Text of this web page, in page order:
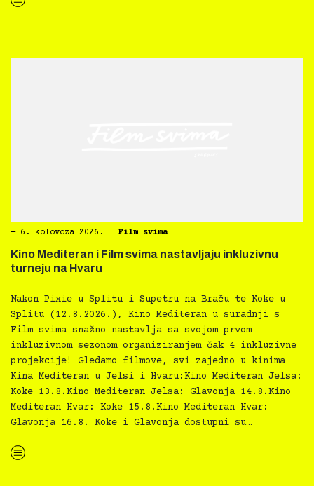
“Kultura svima — Smjernice za inkluzivne kulturne prakse”
― 6. kolovoza 2026. Film svima
Kino Mediteran i Film svima nastavljaju inkluzivnu
turneju na Hvaru
Nakon Pixie u Splitu i Supetru na Braču te Koke u
Splitu (12.8.2026.), Kino Mediteran u suradnji s
Film svima snažno nastavlja sa svojom prvom
inkluzivnom sezonom organiziranjem čak 4 inkluzivne
projekcije! Gledamo filmove, svi zajedno u kinima
Kina Mediteran u Jelsi i Hvaru:Kino Mediteran Jelsa:
Koke 13.8.Kino Mediteran Jelsa: Glavonja 14.8.Kino
Mediteran Hvar: Koke 15.8.Kino Mediteran Hvar:
Glavonja 16.8. Koke i Glavonja dostupni su…
“Kino Mediteran i Film svima nastavljaju inkluzivnu turneju na Hvaru”